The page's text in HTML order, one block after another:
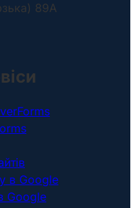
89А
в Google
Google